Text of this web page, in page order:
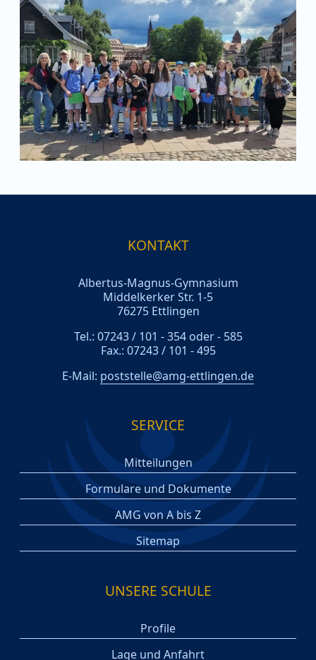
KONTAKT
Albertus-Magnus-Gymnasium
Middelkerker Str. 1-5
76275 Ettlingen
Tel.: 07243 / 101 - 354 oder - 585
Fax.: 07243 / 101 - 495
E-Mail: poststelle@amg-ettlingen.de
SERVICE
Mitteilungen
Formulare und Dokumente
AMG von A bis Z
Sitemap
UNSERE SCHULE
Profile
Lage und Anfahrt